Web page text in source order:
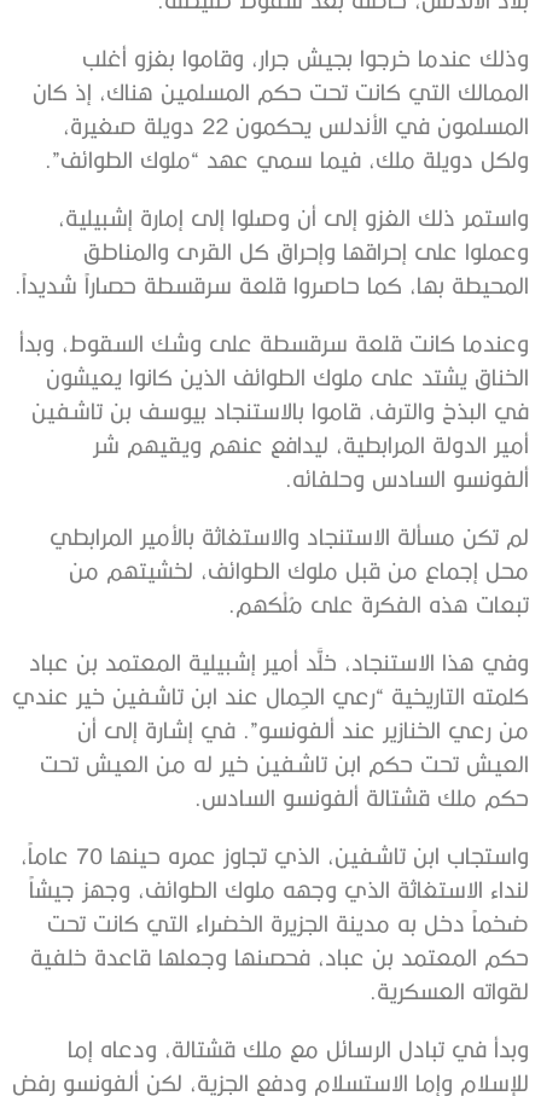
وذلك عندما خرجوا بجيش جرار، وقاموا بغزو أغلب
الممالك التي كانت تحت حكم المسلمين هناك، إذ كان
المسلمون في الأندلس يحكمون 22 دويلة صغيرة،
ولكل دويلة ملك، فيما سمي عهد “ملوك الطوائف”.
واستمر ذلك الغزو إلى أن وصلوا إلى إمارة إشبيلية،
وعملوا على إحراقها وإحراق كل القرى والمناطق
المحيطة بها، كما حاصروا قلعة سرقسطة حصاراً شديداً.
وعندما كانت قلعة سرقسطة على وشك السقوط، وبدأ
الخناق يشتد على ملوك الطوائف الذين كانوا يعيشون
في البذخ والترف، قاموا بالاستنجاد بيوسف بن تاشفين
أمير الدولة المرابطية، ليدافع عنهم ويقيهم شر
ألفونسو السادس وحلفائه.
لم تكن مسألة الاستنجاد والاستغاثة بالأمير المرابطي
محل إجماع من قبل ملوك الطوائف، لخشيتهم من
تبعات هذه الفكرة على مُلْكهم.
وفي هذا الاستنجاد، خلَّد أمير إشبيلية المعتمد بن عباد
كلمته التاريخية “رعي الجِمال عند ابن تاشفين خير عندي
من رعي الخنازير عند ألفونسو”. في إشارة إلى أن
العيش تحت حكم ابن تاشفين خير له من العيش تحت
حكم ملك قشتالة ألفونسو السادس.
واستجاب ابن تاشفين، الذي تجاوز عمره حينها 70 عاماً،
لنداء الاستغاثة الذي وجهه ملوك الطوائف، وجهز جيشاً
ضخماً دخل به مدينة الجزيرة الخضراء التي كانت تحت
حكم المعتمد بن عباد، فحصنها وجعلها قاعدة خلفية
لقواته العسكرية.
وبدأ في تبادل الرسائل مع ملك قشتالة، ودعاه إما
للإسلام وإما الاستسلام ودفع الجزية، لكن ألفونسو رفض